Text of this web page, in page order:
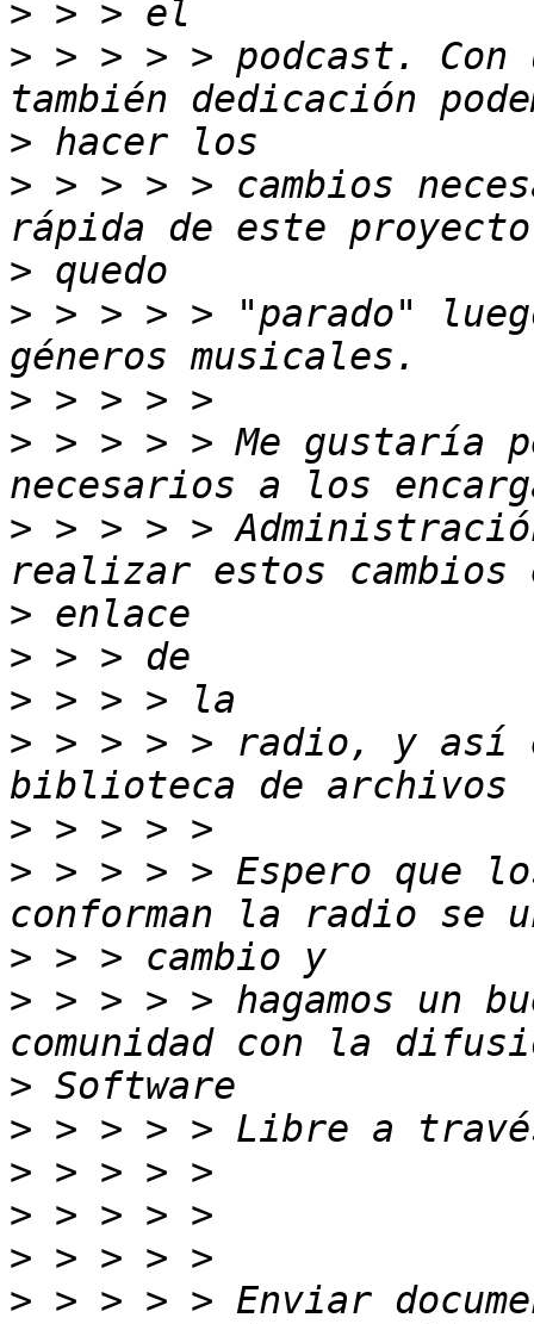
>
> > > > > podcast. Con
>
> > > > > cambios
>
> > > > > "parado"
>
> > > > > Me gustaría
> > > > >
>
>
>
> > > > > radio, y así
>
> > > > > Espero que
>
> > > > > hagamos un
>
>
>
>
>
> > > > > Enviar